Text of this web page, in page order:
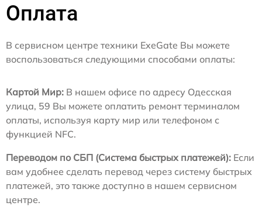
Оплата
В сервисном центре техники ExeGate Вы можете
воспользоваться следующими способами оплаты:
Картой Мир: В нашем офисе по адресу Одесская
улица, 59 Вы можете оплатить ремонт терминалом
оплаты, используя карту мир или телефоном с
функцией NFC.
Переводом по СБП (Система быстрых платежей): Если
вам удобнее сделать перевод через систему быстрых
платежей, это также доступно в нашем сервисном
центре.